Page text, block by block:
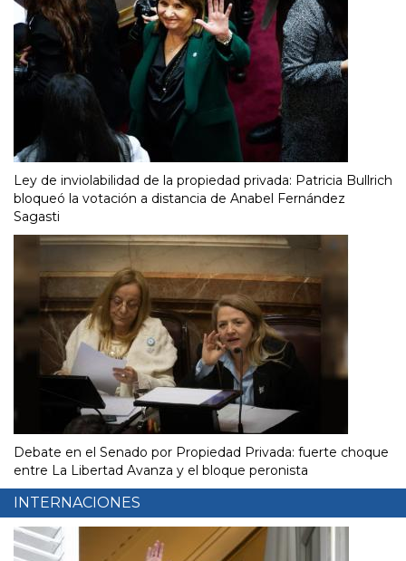
Ley de inviolabilidad de la propiedad privada: Patricia Bullrich
bloqueó la votación a distancia de Anabel Fernández
Sagasti
Debate en el Senado por Propiedad Privada: fuerte choque
entre La Libertad Avanza y el bloque peronista
INTERNACIONES